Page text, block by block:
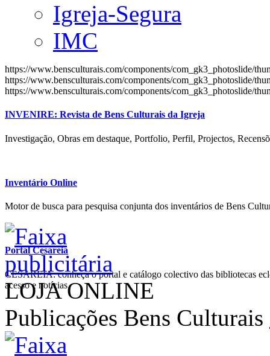
Igreja-Segura
IMC
https://www.bensculturais.com/components/com_gk3_photoslide/
https://www.bensculturais.com/components/com_gk3_photoslide/
https://www.bensculturais.com/components/com_gk3_photoslide/
INVENIRE: Revista de Bens Culturais da Igreja
Investigação, Obras em destaque, Portfolio, Perfil, Projectos,
Inventário Online
Motor de busca para pesquisa conjunta dos inventários de Bens
Portal Cesareia
CESAREIA: conheça o portal e catálogo colectivo das bibliotecas
acesso e notícias
LOJA ONLINE
Publicações Bens Culturais